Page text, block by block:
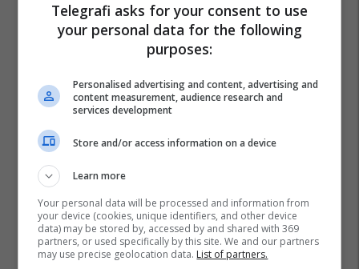
Telegrafi asks for your consent to use
your personal data for the following
purposes:
Personalised advertising and content, advertising and
content measurement, audience research and
services development
Store and/or access information on a device
Learn more
Your personal data will be processed and information from
your device (cookies, unique identifiers, and other device
data) may be stored by, accessed by and shared with 369
partners, or used specifically by this site. We and our partners
may use precise geolocation data. List of partners.